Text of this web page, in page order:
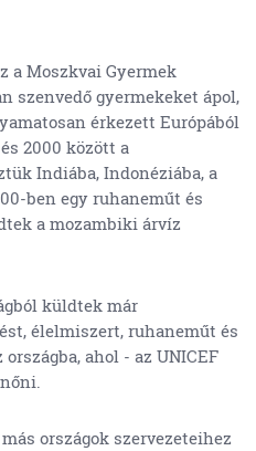
a Moszkvai Gyermek
szenvedő gyermekeket ápol,
érkezett Európából
2000 között a
Indiába, Indonéziába, a
ben egy ruhaneműt és
a mozambiki árvíz
küldtek már
élelmiszert, ruhaneműt és
ahol - az UNICEF
országok szervezeteihez